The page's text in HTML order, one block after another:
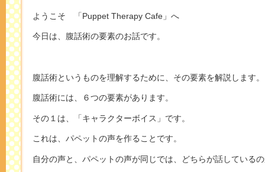
ようこそ 「Puppet Therapy Cafe」へ
今日は、腹話術の要素のお話です。
腹話術というものを理解するために、その要素を解説します。
腹話術には、６つの要素があります。
その１は、「キャラクターボイス」です。
これは、パペットの声を作ることです。
自分の声と、パペットの声が同じでは、どちらが話している